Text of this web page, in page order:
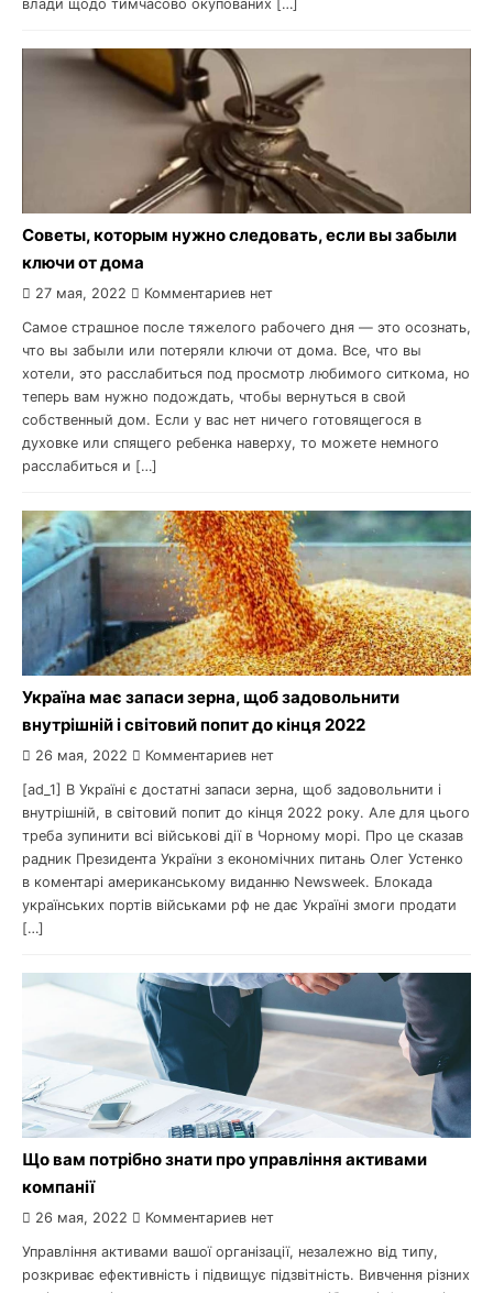
влади щодо тимчасово окупованих […]
Советы, которым нужно следовать, если вы забыли
ключи от дома
27 мая, 2022 Комментариев нет
Самое страшное после тяжелого рабочего дня — это осознать,
что вы забыли или потеряли ключи от дома. Все, что вы
хотели, это расслабиться под просмотр любимого ситкома, но
теперь вам нужно подождать, чтобы вернуться в свой
собственный дом. Если у вас нет ничего готовящегося в
духовке или спящего ребенка наверху, то можете немного
расслабиться и […]
Україна має запаси зерна, щоб задовольнити
внутрішній і світовий попит до кінця 2022
26 мая, 2022 Комментариев нет
[ad_1] В Україні є достатні запаси зерна, щоб задовольнити і
внутрішній, в світовий попит до кінця 2022 року. Але для цього
треба зупинити всі військові дії в Чорному морі. Про це сказав
радник Президента України з економічних питань Олег Устенко
в коментарі американському виданню Newsweek. Блокада
українських портів військами рф не дає Україні змоги продати
[…]
Що вам потрібно знати про управління активами
компанії
26 мая, 2022 Комментариев нет
Управління активами вашої організації, незалежно від типу,
розкриває ефективність і підвищує підзвітність. Вивчення різних